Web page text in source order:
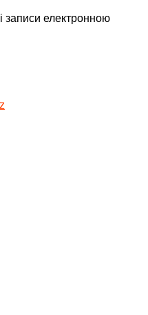
записи електронною